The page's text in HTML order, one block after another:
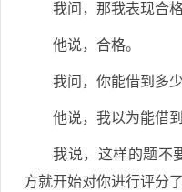
我问，那我表现合格
他说，合格。
我问，你能借到多少
他说，我以为能借
我说，这样的题不
方就开始对你进行评分